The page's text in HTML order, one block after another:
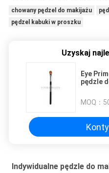
chowany pędzel do makijażu
pędzel kabuki w proszku
Uzyskaj
Eye
pędzle
MOQ：
Indywidualne pędzle do